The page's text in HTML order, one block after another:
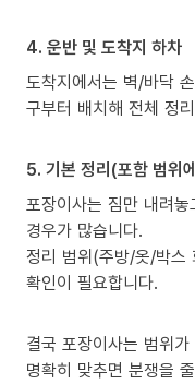
4. 운반 및 도착지 하차
도착지에서는 벽/바닥
구부터 배치해 전체 정
5. 기본 정리(포함 범위
포장이사는 짐만 내려
경우가 많습니다.
정리 범위(주방/옷/박스
확인이 필요합니다.
결국 포장이사는 범위
명확히 맞추면 분쟁을